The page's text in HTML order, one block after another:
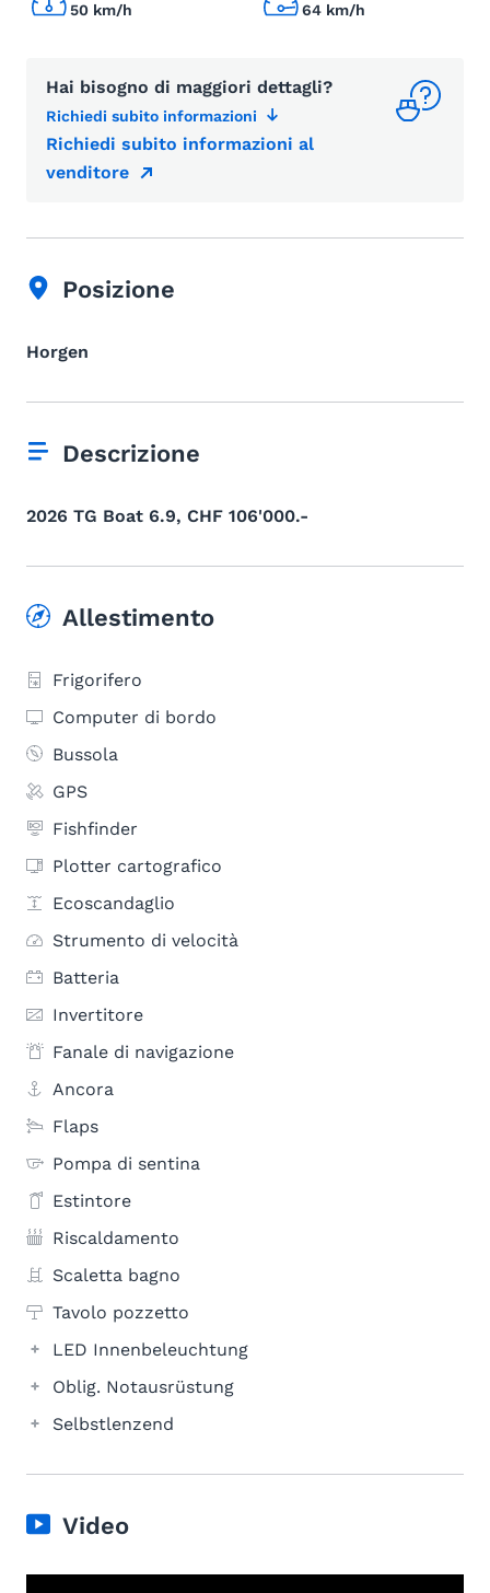
50 km/h 64 km/h
Hai bisogno di maggiori dettagli?
Richiedi subito informazioni
Richiedi subito informazioni al
venditore
Posizione
Horgen
Descrizione
2026 TG Boat 6.9, CHF 106'000.-
Allestimento
Frigorifero
Computer di bordo
Bussola
GPS
Fishfinder
Plotter cartografico
Ecoscandaglio
Strumento di velocità
Batteria
Invertitore
Fanale di navigazione
Ancora
Flaps
Pompa di sentina
Estintore
Riscaldamento
Scaletta bagno
Tavolo pozzetto
LED Innenbeleuchtung
Oblig. Notausrüstung
Selbstlenzend
Video